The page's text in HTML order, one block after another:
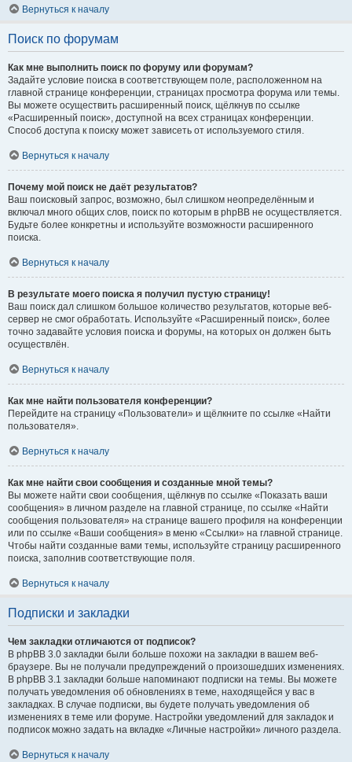
Вернуться к началу
Поиск по форумам
Как мне выполнить поиск по форуму или форумам?
Задайте условие поиска в соответствующем поле, расположенном на
главной странице конференции, страницах просмотра форума или темы.
Вы можете осуществить расширенный поиск, щёлкнув по ссылке
«Расширенный поиск», доступной на всех страницах конференции.
Способ доступа к поиску может зависеть от используемого стиля.
Вернуться к началу
Почему мой поиск не даёт результатов?
Ваш поисковый запрос, возможно, был слишком неопределённым и
включал много общих слов, поиск по которым в phpBB не осуществляется.
Будьте более конкретны и используйте возможности расширенного
поиска.
Вернуться к началу
В результате моего поиска я получил пустую страницу!
Ваш поиск дал слишком большое количество результатов, которые веб-
сервер не смог обработать. Используйте «Расширенный поиск», более
точно задавайте условия поиска и форумы, на которых он должен быть
осуществлён.
Вернуться к началу
Как мне найти пользователя конференции?
Перейдите на страницу «Пользователи» и щёлкните по ссылке «Найти
пользователя».
Вернуться к началу
Как мне найти свои сообщения и созданные мной темы?
Вы можете найти свои сообщения, щёлкнув по ссылке «Показать ваши
сообщения» в личном разделе на главной странице, по ссылке «Найти
сообщения пользователя» на странице вашего профиля на конференции
или по ссылке «Ваши сообщения» в меню «Ссылки» на главной странице.
Чтобы найти созданные вами темы, используйте страницу расширенного
поиска, заполнив соответствующие поля.
Вернуться к началу
Подписки и закладки
Чем закладки отличаются от подписок?
В phpBB 3.0 закладки были больше похожи на закладки в вашем веб-
браузере. Вы не получали предупреждений о произошедших изменениях.
В phpBB 3.1 закладки больше напоминают подписки на темы. Вы можете
получать уведомления об обновлениях в теме, находящейся у вас в
закладках. В случае подписки, вы будете получать уведомления об
изменениях в теме или форуме. Настройки уведомлений для закладок и
подписок можно задать на вкладке «Личные настройки» личного раздела.
Вернуться к началу